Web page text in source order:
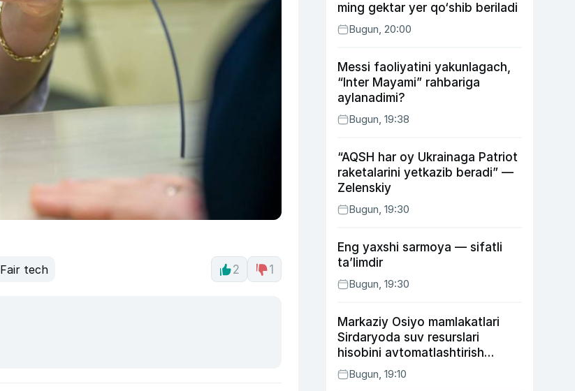
Fair tech 2 1
ming gektar yer qo‘shib beriladi
Bugun, 20:00
Messi faoliyatini yakunlagach,
“Inter Mayami” rahbariga
aylanadimi?
Bugun, 19:38
“AQSH har oy Ukrainaga Patriot
raketalarini yetkazib beradi” —
Zelenskiy
Bugun, 19:30
Eng yaxshi sarmoya — sifatli
ta’limdir
Bugun, 19:30
Markaziy Osiyo mamlakatlari
Sirdaryoda suv resurslari
hisobini avtomatlashtirish
rejasini ishlab chiqishni
ma’qulladi
Bugun, 19:10